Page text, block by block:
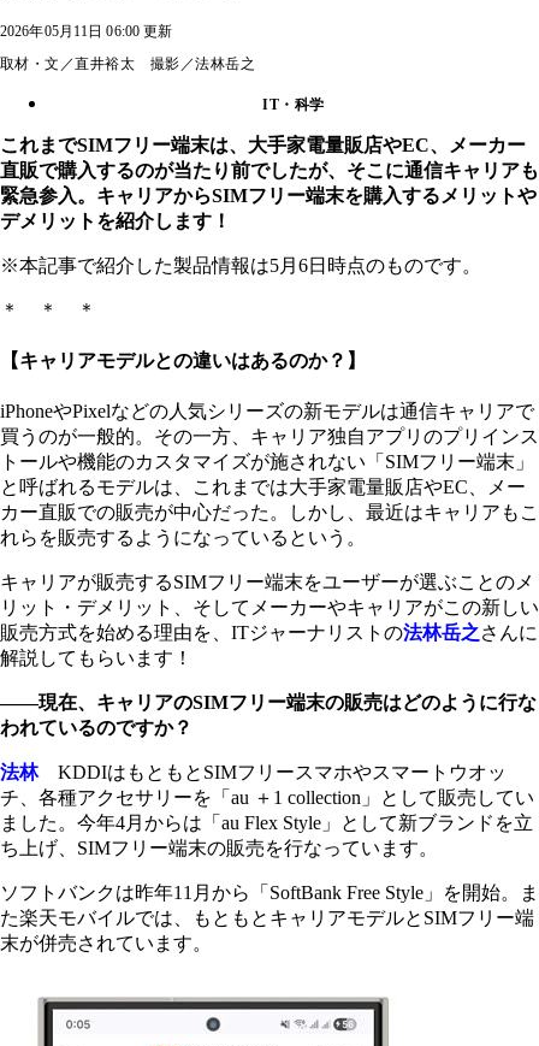
2026年05月11日 06:00 更新
取材・文／直井裕太 撮影／法林岳之
IT・科学
これまでSIMフリー端末は、大手家電量販店やEC、メーカー
直販で購入するのが当たり前でしたが、そこに通信キャリアも
緊急参入。キャリアからSIMフリー端末を購入するメリットや
デメリットを紹介します！
※本記事で紹介した製品情報は5月6日時点のものです。
＊ ＊ ＊
【キャリアモデルとの違いはあるのか？】
iPhoneやPixelなどの人気シリーズの新モデルは通信キャリアで
買うのが一般的。その一方、キャリア独自アプリのプリインス
トールや機能のカスタマイズが施されない「SIMフリー端末」
と呼ばれるモデルは、これまでは大手家電量販店やEC、メー
カー直販での販売が中心だった。しかし、最近はキャリアもこ
れらを販売するようになっているという。
キャリアが販売するSIMフリー端末をユーザーが選ぶことのメ
リット・デメリット、そしてメーカーやキャリアがこの新しい
販売方式を始める理由を、ITジャーナリストの法林岳之さんに
解説してもらいます！
――現在、キャリアのSIMフリー端末の販売はどのように行な
われているのですか？
法林KDDIはもともとSIMフリースマホやスマートウオッ
チ、各種アクセサリーを「au ＋1 collection」として販売してい
ました。今年4月からは「au Flex Style」として新ブランドを立
ち上げ、SIMフリー端末の販売を行なっています。
ソフトバンクは昨年11月から「SoftBank Free Style」を開始。ま
た楽天モバイルでは、もともとキャリアモデルとSIMフリー端
末が併売されています。